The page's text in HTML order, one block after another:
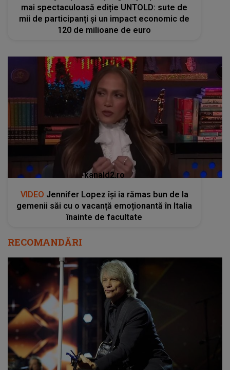
mai spectaculoasă ediție UNTOLD: sute de
mii de participanți și un impact economic de
120 de milioane de euro
kanald2.ro
VIDEO Jennifer Lopez își ia rămas bun de la
gemenii săi cu o vacanță emoționantă în Italia
înainte de facultate
RECOMANDĂRI